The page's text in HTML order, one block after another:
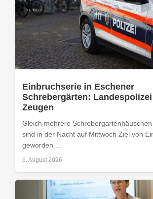
Einbruchserie in Eschener
Schrebergärten:
Zeugen
Gleich mehrere
sind in der Nacht auf Mittwoch Ziel von
geworden....
6. August 2026